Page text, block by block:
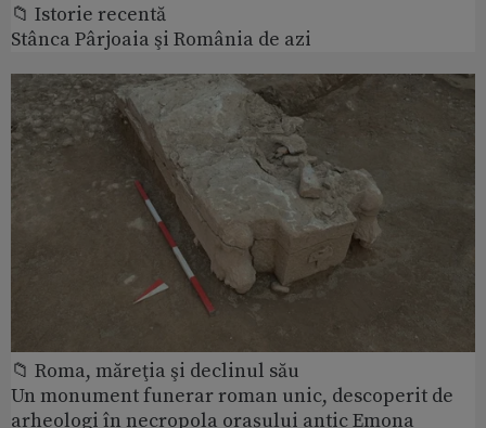
📁 Istorie recentă
Stânca Pârjoaia şi România de azi
📁 Roma, măreţia şi declinul său
Un monument funerar roman unic, descoperit de
arheologi în necropola orașului antic Emona